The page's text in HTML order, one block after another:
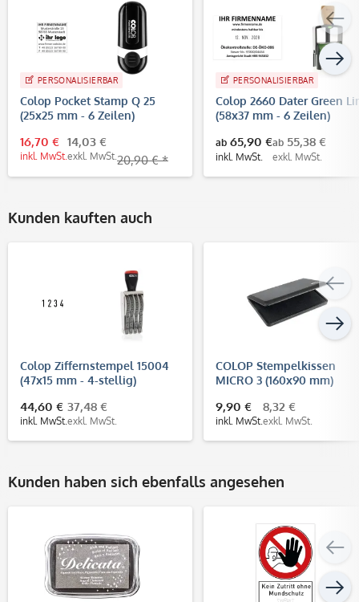
PERSONALISIERBAR
Colop Pocket Stamp Q 25
(25x25 mm - 6 Zeilen)
16,70 €
inkl. MwSt.
14,03 €
exkl. MwSt. 20,90 € *
PERSONALISIERBAR
Colop 2660 Dater Green
(58x37 mm - 6 Zeilen)
ab 65,90 €
inkl. MwSt.
ab 55,38 €
exkl. MwSt.
Kunden kauften auch
Colop Ziffernstempel 15004
(47x15 mm - 4-stellig)
44,60 €
inkl. MwSt.
37,48 €
exkl. MwSt.
COLOP Stempelkissen
MICRO 3 (160x90 mm)
9,90 €
inkl. MwSt.
8,32 €
exkl. MwSt.
Kunden haben sich ebenfalls angesehen